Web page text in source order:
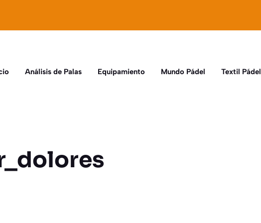
Análisis de Palas Equipamiento Mundo Pádel Textil Pádel